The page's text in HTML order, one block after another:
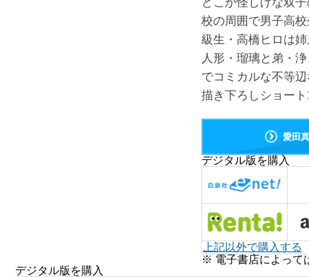
校の周囲で男子高
級生・高橋ヒロは
人形・瑠璃と弟・
でコミカルな不等
描き下ろしショー
愛田
デジタル版を購入
上記以外で購入する
※ 電子書店によって
デジタル版を購入